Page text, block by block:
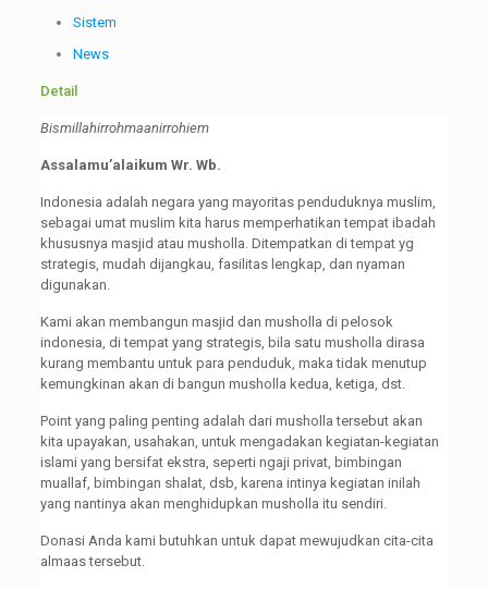
Sistem
News
Detail
Bismillahirrohmaanirrohiem
Assalamu’alaikum Wr. Wb.
Indonesia adalah negara yang mayoritas penduduknya muslim,
sebagai umat muslim kita harus memperhatikan tempat ibadah
khususnya masjid atau musholla. Ditempatkan di tempat yg
strategis, mudah dijangkau, fasilitas lengkap, dan nyaman
digunakan.
Kami akan membangun masjid dan musholla di pelosok
indonesia, di tempat yang strategis, bila satu musholla dirasa
kurang membantu untuk para penduduk, maka tidak menutup
kemungkinan akan di bangun musholla kedua, ketiga, dst.
Point yang paling penting adalah dari musholla tersebut akan
kita upayakan, usahakan, untuk mengadakan kegiatan-kegiatan
islami yang bersifat ekstra, seperti ngaji privat, bimbingan
muallaf, bimbingan shalat, dsb, karena intinya kegiatan inilah
yang nantinya akan menghidupkan musholla itu sendiri.
Donasi Anda kami butuhkan untuk dapat mewujudkan cita-cita
almaas tersebut.